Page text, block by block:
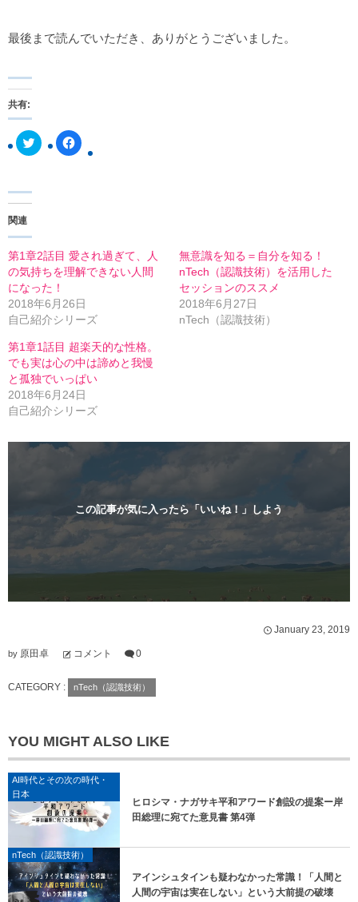
最後まで読んでいただき、ありがとうございました。
共有:
ク
リ
e
r
で
共
有
(
新
し
い
ウ
ィ
ン
ド
ウ
で
開
き
す
)
F
a
す
る
に
ク
リ
ッ
し
て
く
だ
さ
い
(
新
ウ
ン
ウ
開
き
ま
)
関連
第1章2話目 愛され過ぎて、人
の気持ちを理解できない人間
になった！
2018年6月26日
自己紹介シリーズ
無意識を知る＝自分を知る！
nTech（認識技術）を活用した
セッションのススメ
2018年6月27日
nTech（認識技術）
第1章1話目 超楽天的な性格。
でも実は心の中は諦めと我慢
と孤独でいっぱい
2018年6月24日
自己紹介シリーズ
この記事が気に入ったら「いいね！」しよう
January 23, 2019
by 原田卓 コメント 0
CATEGORY : nTech（認識技術）
YOU MIGHT ALSO LIKE
AI時代とその次の時代・
日本
ヒロシマ・ナガサキ平和アワード創設の提案ー岸
田総理に宛てた意見書 第4弾
nTech（認識技術）
アインシュタインも疑わなかった常識！「人間と
人間の宇宙は実在しない」という大前提の破壊